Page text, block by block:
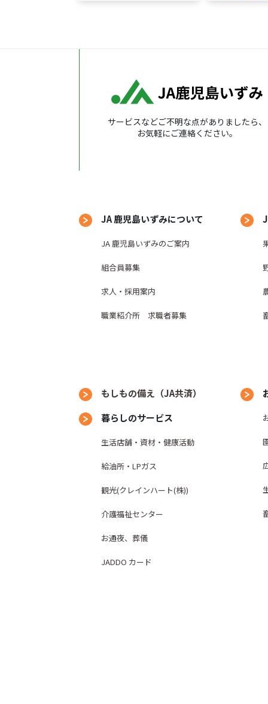
サービスなどご不明な点がありましたら、
お気軽にご連絡ください。
JA 鹿児島いずみについて
JA 鹿児島いずみのご案内
組合員募集
求人・採用案内
職業紹介所 求職者募集
もしもの備え（JA共済）
暮らしのサービス
生活店舗・資材・健康活動
給油所・LPガス
観光(クレインハート(株))
介護福祉センター
お通夜、葬儀
JADDO カード